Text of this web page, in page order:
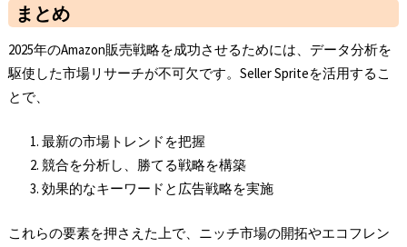
まとめ
2025年のAmazon販売戦略を成功させるためには、データ分析を
駆使した市場リサーチが不可欠です。Seller Spriteを活用するこ
とで、
最新の市場トレンドを把握
競合を分析し、勝てる戦略を構築
効果的なキーワードと広告戦略を実施
これらの要素を押さえた上で、ニッチ市場の開拓やエコフレン